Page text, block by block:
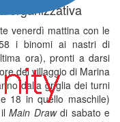
organizzativa
venerdì mattina con le
i binomi ai nastri di
ora), pronti a darsi
del villaggio di Marina
dalla griglia dei turni
18 in quello maschile)
ilMain Drawdi sabato e